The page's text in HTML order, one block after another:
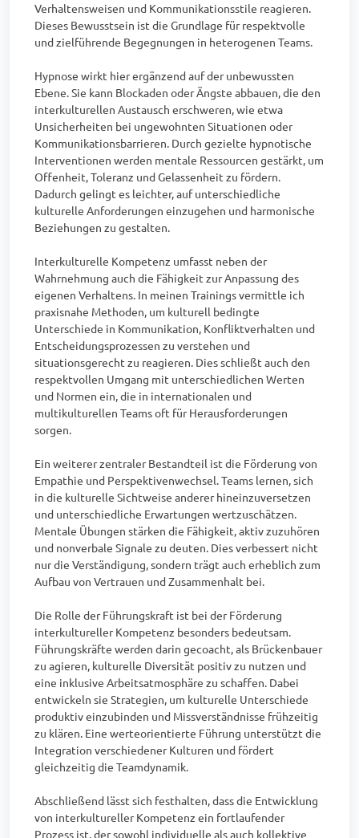
Verhaltensweisen und Kommunikationsstile reagieren.
Dieses Bewusstsein ist die Grundlage für respektvolle
und zielführende Begegnungen in heterogenen Teams.
Hypnose wirkt hier ergänzend auf der unbewussten
Ebene. Sie kann Blockaden oder Ängste abbauen, die den
interkulturellen Austausch erschweren, wie etwa
Unsicherheiten bei ungewohnten Situationen oder
Kommunikationsbarrieren. Durch gezielte hypnotische
Interventionen werden mentale Ressourcen gestärkt, um
Offenheit, Toleranz und Gelassenheit zu fördern.
Dadurch gelingt es leichter, auf unterschiedliche
kulturelle Anforderungen einzugehen und harmonische
Beziehungen zu gestalten.
Interkulturelle Kompetenz umfasst neben der
Wahrnehmung auch die Fähigkeit zur Anpassung des
eigenen Verhaltens. In meinen Trainings vermittle ich
praxisnahe Methoden, um kulturell bedingte
Unterschiede in Kommunikation, Konfliktverhalten und
Entscheidungsprozessen zu verstehen und
situationsgerecht zu reagieren. Dies schließt auch den
respektvollen Umgang mit unterschiedlichen Werten
und Normen ein, die in internationalen und
multikulturellen Teams oft für Herausforderungen
sorgen.
Ein weiterer zentraler Bestandteil ist die Förderung von
Empathie und Perspektivenwechsel. Teams lernen, sich
in die kulturelle Sichtweise anderer hineinzuversetzen
und unterschiedliche Erwartungen wertzuschätzen.
Mentale Übungen stärken die Fähigkeit, aktiv zuzuhören
und nonverbale Signale zu deuten. Dies verbessert nicht
nur die Verständigung, sondern trägt auch erheblich zum
Aufbau von Vertrauen und Zusammenhalt bei.
Die Rolle der Führungskraft ist bei der Förderung
interkultureller Kompetenz besonders bedeutsam.
Führungskräfte werden darin gecoacht, als Brückenbauer
zu agieren, kulturelle Diversität positiv zu nutzen und
eine inklusive Arbeitsatmosphäre zu schaffen. Dabei
entwickeln sie Strategien, um kulturelle Unterschiede
produktiv einzubinden und Missverständnisse frühzeitig
zu klären. Eine werteorientierte Führung unterstützt die
Integration verschiedener Kulturen und fördert
gleichzeitig die Teamdynamik.
Abschließend lässt sich festhalten, dass die Entwicklung
von interkultureller Kompetenz ein fortlaufender
Prozess ist, der sowohl individuelle als auch kollektive